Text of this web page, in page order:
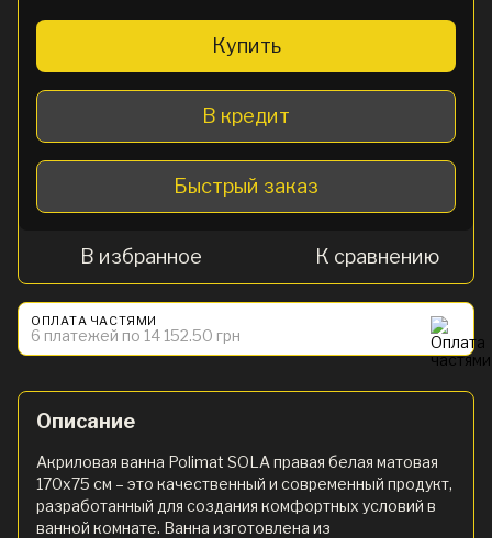
Купить
В кредит
Быстрый заказ
В избранное К сравнению
ОПЛАТА ЧАСТЯМИ
6 платежей по 14 152.50 грн
Описание
Акриловая ванна Polimat SOLA правая белая матовая
170х75 см – это качественный и современный продукт,
разработанный для создания комфортных условий в
ванной комнате. Ванна изготовлена из